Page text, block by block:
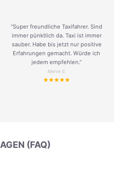
“Super freundliche Taxifahrer. Sind
immer pünktlich da. Taxi ist immer
sauber. Habe bis jetzt nur positive
Erfahrungen gemacht. Würde ich
jedem empfehlen.”
Merve S.
(FAQ)